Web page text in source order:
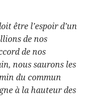
être l’espoir d’un
de nos
de nos
nous saurons les
du commun
à la hauteur des